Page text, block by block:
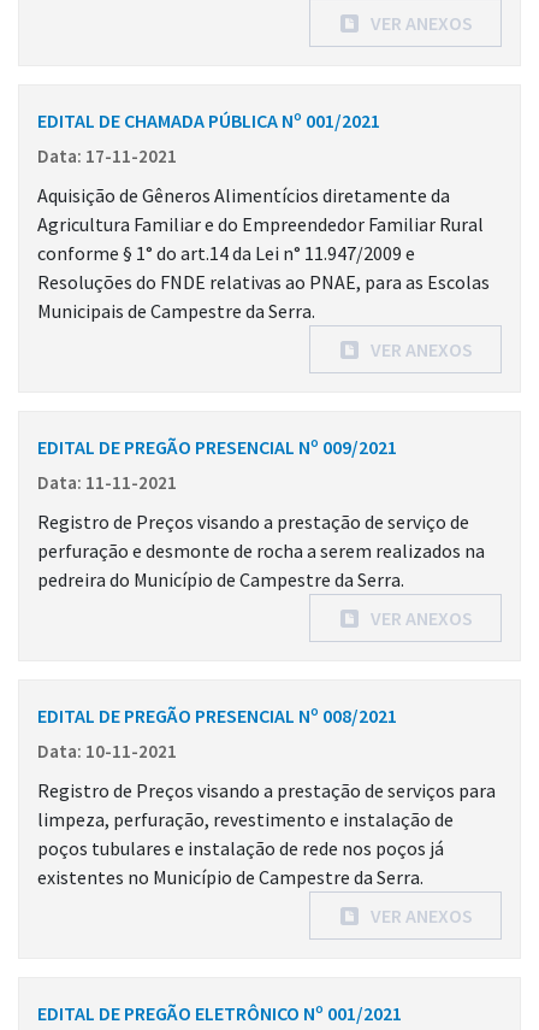
VER ANEXOS
EDITAL DE CHAMADA PÚBLICA Nº 001/2021
Data: 17-11-2021
Aquisição de Gêneros Alimentícios diretamente da
Agricultura Familiar e do Empreendedor Familiar Rural
conforme § 1° do art.14 da Lei n° 11.947/2009 e
Resoluções do FNDE relativas ao PNAE, para as Escolas
Municipais de Campestre da Serra.
VER ANEXOS
EDITAL DE PREGÃO PRESENCIAL Nº 009/2021
Data: 11-11-2021
Registro de Preços visando a prestação de serviço de
perfuração e desmonte de rocha a serem realizados na
pedreira do Município de Campestre da Serra.
VER ANEXOS
EDITAL DE PREGÃO PRESENCIAL Nº 008/2021
Data: 10-11-2021
Registro de Preços visando a prestação de serviços para
limpeza, perfuração, revestimento e instalação de
poços tubulares e instalação de rede nos poços já
existentes no Município de Campestre da Serra.
VER ANEXOS
EDITAL DE PREGÃO ELETRÔNICO Nº 001/2021